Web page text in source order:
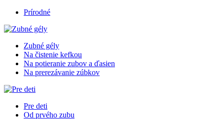
Prírodné
Zubné gély
Na čistenie kefkou
Na potieranie zubov a ďasien
Na prerezávanie zúbkov
Pre deti
Od prvého zubu